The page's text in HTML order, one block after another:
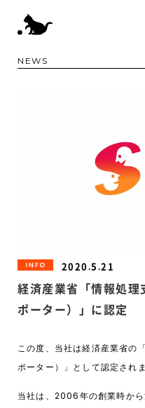
NEWS
INFORMATION
2020.5.21
経済産業省「情報処
ポーター）」に認定
この度、当社は経済産業省の
ポーター）」として認定されま
当社は、2006年の創業時か